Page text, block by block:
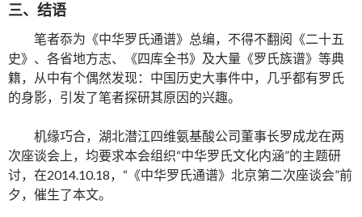
三、结语
笔者忝为《中华罗氏通谱》总编，不得不翻阅《二十五
史》、各省地方志、《四库全书》及大量《罗氏族谱》等典
籍，从中有个偶然发现：中国历史大事件中，几乎都有罗氏
的身影，引发了笔者探研其原因的兴趣。
机缘巧合，湖北潜江四维氨基酸公司董事长罗成龙在两
次座谈会上，均要求本会组织“中华罗氏文化内涵”的主题研
讨，在2014.10.18，“《中华罗氏通谱》北京第二次座谈会”前
夕，催生了本文。